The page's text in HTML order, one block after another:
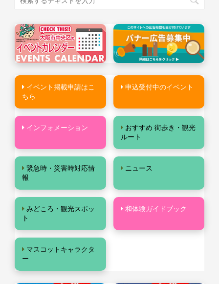
イベント掲載申請はこ
ちら
申込受付中のイベント
インフォメーション
おすすめ 街歩き・観光
ルート
緊急時・災害時対応情
報
ニュース
みどころ・観光スポッ
ト
和体験ガイドブック
マスコットキャラクタ
ー